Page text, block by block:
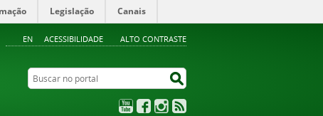
Legislação Canais
EN ACESSIBILIDADE ALTO CONTRASTE
Buscar no portal
YouTubeFacebookInstagram